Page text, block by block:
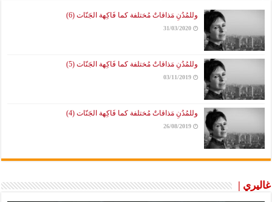
وللمُدُنِ مَذاقاتٌ مُختلفة كما فَاكِهة الجَنّات (6)
31/03/2020
وللمُدُنِ مَذاقاتٌ مُختلفة كما فَاكِهة الجَنّات (5)
03/11/2019
وللمُدُنِ مَذاقاتٌ مُختلفة كما فَاكِهة الجَنّات (4)
26/08/2019
غاليري |